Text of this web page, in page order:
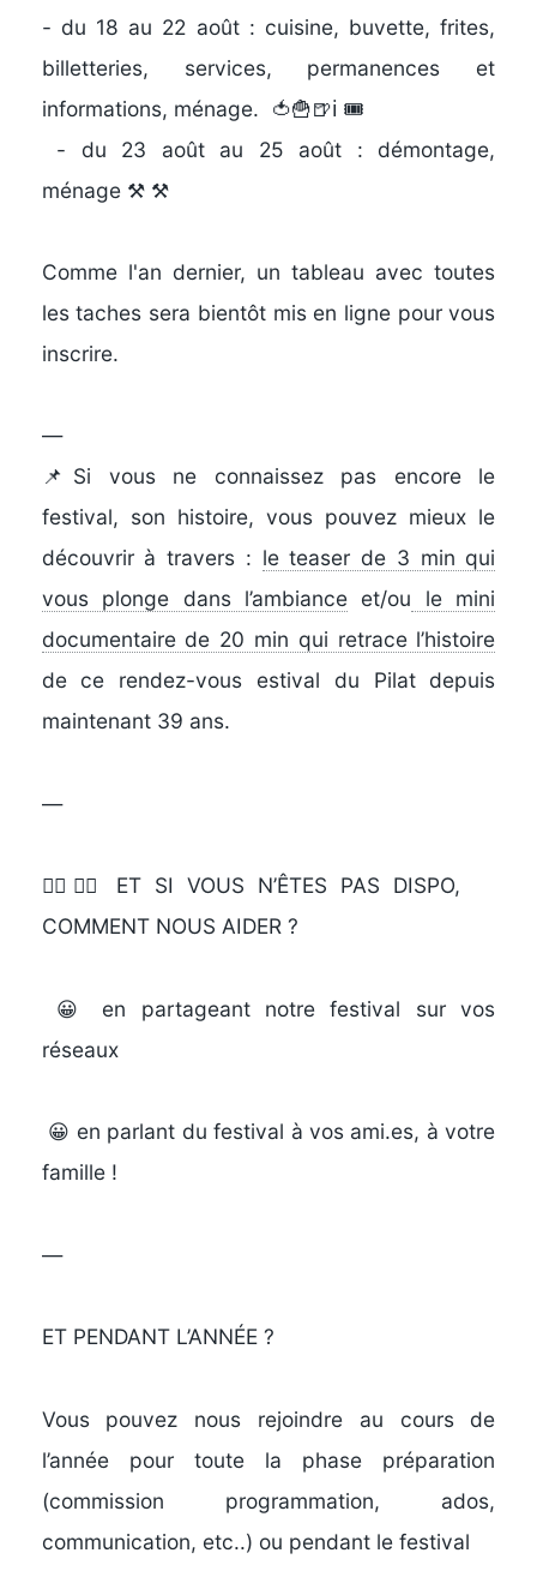
- du 18 au 22 août: cuisine, buvette, frites,
billetteries, services, permanences et
informations, ménage.
🍅🍟🍺ℹ️ 🎟️
- du 23 août au 25 août : démontage,
ménage ⚒️ ⚒️
Comme l'an dernier, un tableau avec toutes
les taches sera bientôt mis en ligne pour vous
inscrire.
—
📌Si vous ne connaissez pas encore le
festival, son histoire, vous pouvez mieux le
découvrir à travers : le teaser de 3 min qui
vous plonge dans l’ambiance et/ou
le mini
documentaire de 20 min qui retrace l’histoire
de ce rendez-vous estival du Pilat depuis
maintenant 39 ans.
—
🤷‍♀️🤷‍♂️ ET SI VOUS N’ÊTES PAS DISPO,
COMMENT NOUS AIDER ?
😀 en partageant notre festival sur vos
réseaux
😀 en parlant du festival à vos ami.es, à votre
famille !
—
ET PENDANT L’ANNÉE ?
Vous pouvez nous rejoindre au cours de
l’année pour toute la phase préparation
(commission programmation, ados,
communication, etc..) ou pendant le festival